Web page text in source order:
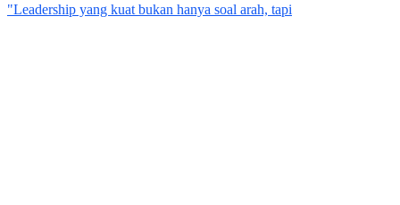
"Leadership yang kuat bukan hanya soal arah, tapi